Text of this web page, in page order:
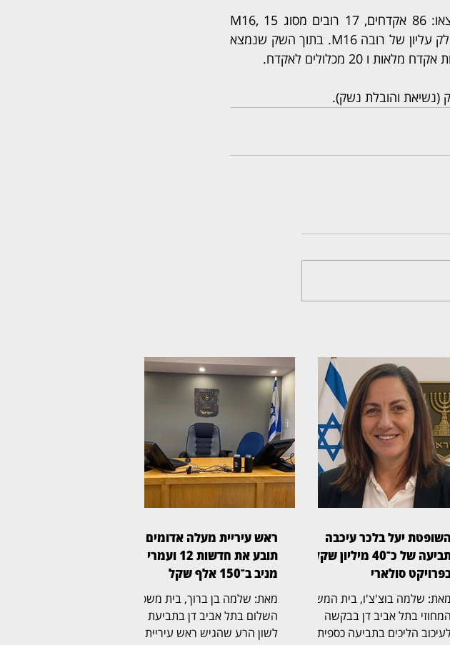
(נשיאת והובלת נשק).
השופטת יעל בלכר עיכבה
תביעה של כ־40 מיליון שקל
סולארי
מאת: שלמה בוצ'צ'ו, בית המשפט
המחוזי בתל אביב דן בבקשה
הליכים בתביעה כספית
ראש עיריית מעלה אדומים
תובע את חדשות 12 ועמרי
מניב ב־150 אלף שקל
מאת: שלמה בן ברוך, בית משפט
השלום בתל אביב דן בתביעת
לשון הרע שהגיש ראש עיריית